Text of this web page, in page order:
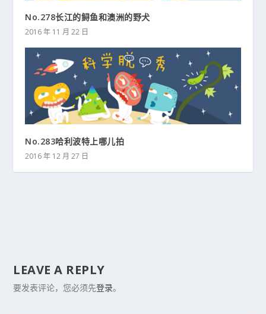
No.278长江的鲟鱼和澳洲的野犬
2016 年 11 月 22 日
No.283哈利波特上哪儿拍
2016 年 12 月 27 日
LEAVE A REPLY
要发表评论，您必须先登录。